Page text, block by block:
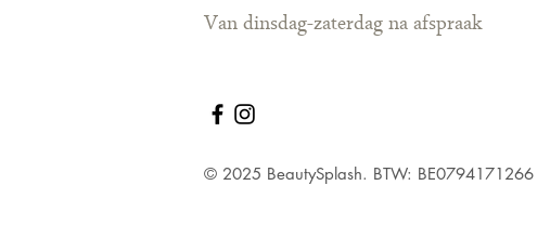
Van dinsdag-zaterdag na afspraak
© 2025 BeautySplash. BTW: BE0794171266